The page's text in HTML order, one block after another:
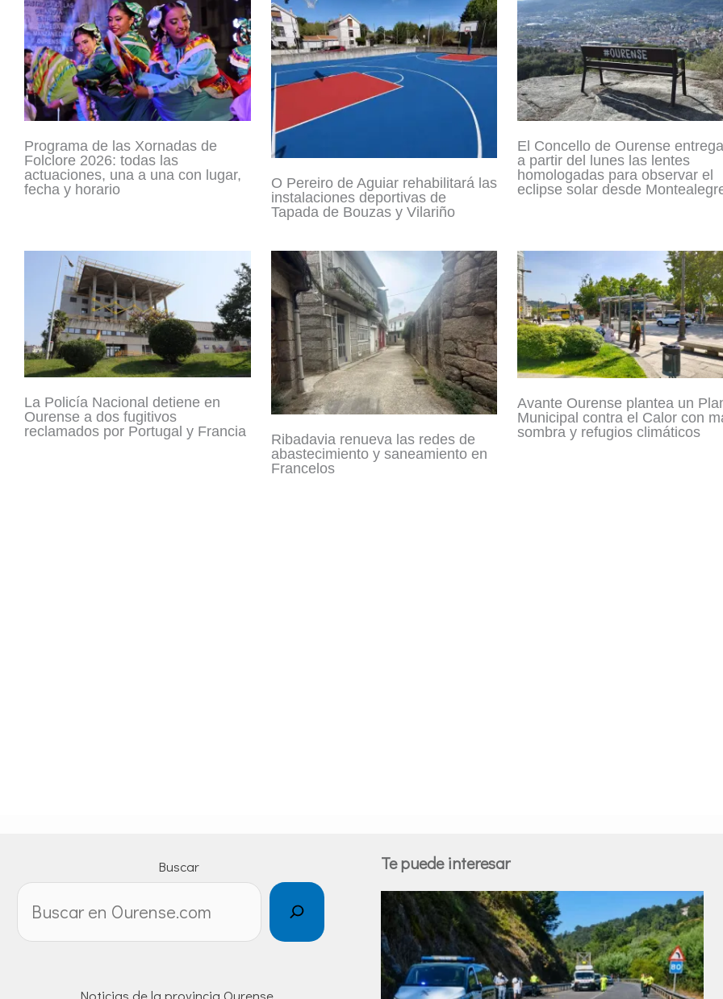
Programa de las Xornadas de
Folclore 2026: todas las
actuaciones, una a una con lugar,
fecha y horario
O Pereiro de Aguiar rehabilitará las
instalaciones deportivas de
Tapada de Bouzas y Vilariño
El Concello de Ourense
a partir del lunes las lentes
homologadas para observar el
eclipse solar desde
La Policía Nacional detiene en
Ourense a dos fugitivos
reclamados por Portugal y Francia
Ribadavia renueva las redes de
abastecimiento y saneamiento en
Francelos
Avante Ourense plantea un
Municipal contra el Calor con
sombra y refugios climáticos
Buscar Te puede interesar